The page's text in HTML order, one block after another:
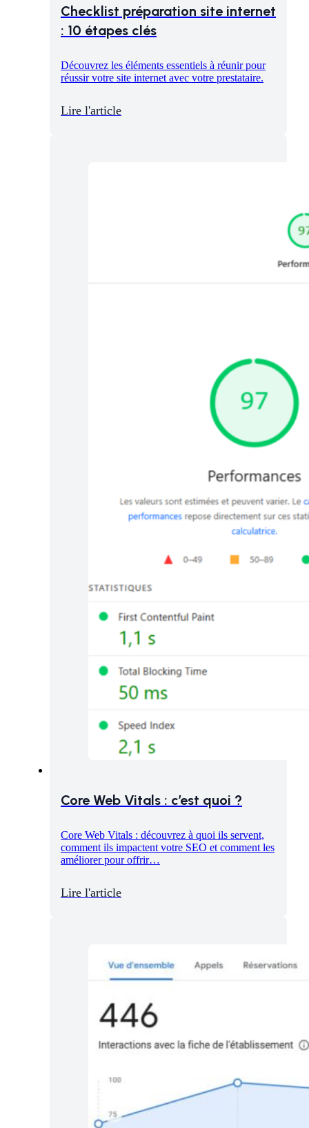
Checklist préparation site internet
: 10 étapes clés
Découvrez les éléments essentiels à réunir pour
réussir votre site internet avec votre prestataire.
Lire l'article
Core Web Vitals : c’est quoi ?
Core Web Vitals : découvrez à quoi ils servent,
comment ils impactent votre SEO et comment les
améliorer pour offrir…
Lire l'article